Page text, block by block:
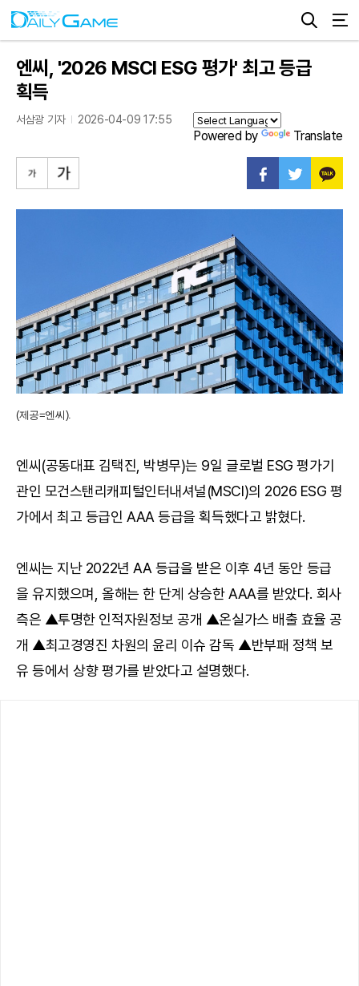
엔씨, '2026 MSCI ESG 평가' 최고 등급
획득
서삼광 기자 2026-04-09 17:55
Powered by Translate
(제공=엔씨).
엔씨(공동대표 김택진, 박병무)는 9일 글로벌 ESG 평가기
관인 모건스탠리캐피털인터내셔널(MSCI)의 2026 ESG 평
가에서 최고 등급인 AAA 등급을 획득했다고 밝혔다.
엔씨는 지난 2022년 AA 등급을 받은 이후 4년 동안 등급
을 유지했으며, 올해는 한 단계 상승한 AAA를 받았다. 회사
측은 ▲투명한 인적자원정보 공개 ▲온실가스 배출 효율 공
개 ▲최고경영진 차원의 윤리 이슈 감독 ▲반부패 정책 보
유 등에서 상향 평가를 받았다고 설명했다.